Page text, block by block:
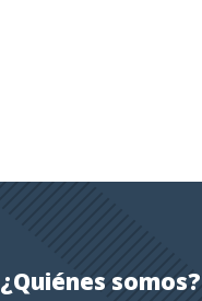
¿Quiénes somos?